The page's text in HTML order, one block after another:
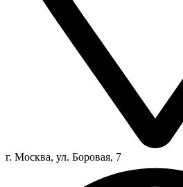
г. Москва, ул. Боровая, 7